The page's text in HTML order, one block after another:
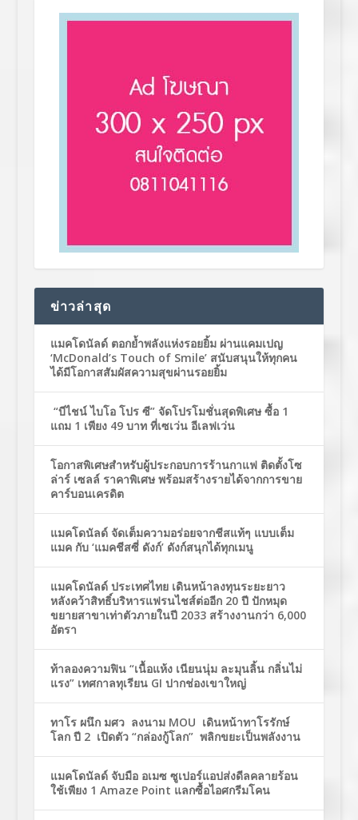
ข่าวล่าสุด
แมคโดนัลด์ ตอกย้ำพลังแห่งรอยยิ้ม ผ่านแคมเปญ
‘McDonald’s Touch of Smile’ สนับสนุนให้ทุกคน
ได้มีโอกาสสัมผัสความสุขผ่านรอยยิ้ม
“บีไชน์ ไบโอ โปร ซี” จัดโปรโมชั่นสุดพิเศษ ซื้อ 1
แถม 1 เพียง 49 บาท ที่เซเว่น อีเลฟเว่น
โอกาสพิเศษสำหรับผู้ประกอบการร้านกาแฟ ติดตั้งโซ
ล่าร์ เซลล์ ราคาพิเศษ พร้อมสร้างรายได้จากการขาย
คาร์บอนเครดิต
แมคโดนัลด์ จัดเต็มความอร่อยจากชีสแท้ๆ แบบเต็ม
แมค กับ ‘แมคชีสซี่ ดังก์’ ดังก์สนุกได้ทุกเมนู
แมคโดนัลด์ ประเทศไทย เดินหน้าลงทุนระยะยาว
หลังคว้าสิทธิ์บริหารแฟรนไชส์ต่ออีก 20 ปี ปักหมุด
ขยายสาขาเท่าตัวภายในปี 2033 สร้างงานกว่า 6,000
อัตรา
ท้าลองความฟิน “เนื้อแห้ง เนียนนุ่ม ละมุนลิ้น กลิ่นไม่
แรง” เทศกาลทุเรียน GI ปากช่องเขาใหญ่
ทาโร ผนึก มศว ลงนาม MOU เดินหน้าทาโรรักษ์
โลก ปี 2 เปิดตัว “กล่องกู้โลก” พลิกขยะเป็นพลังงาน
แมคโดนัลด์ จับมือ อเมซ ซูเปอร์แอปส่งดีลคลายร้อน
ใช้เพียง 1 Amaze Point แลกซื้อไอศกรีมโคน